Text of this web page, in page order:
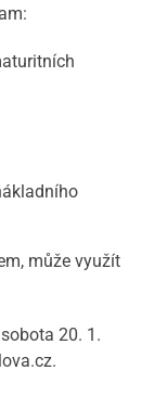
může využít
20. 1.